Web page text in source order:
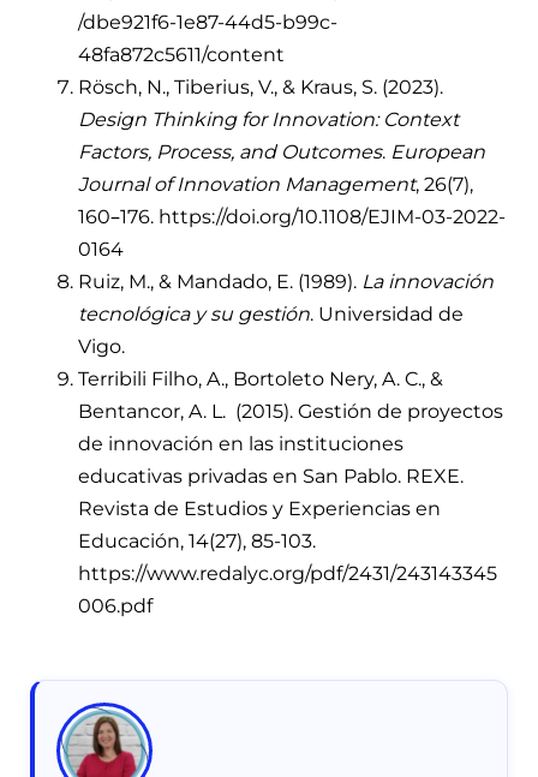
/dbe921f6-1e87-44d5-b99c-
48fa872c5611/content
Rösch, N., Tiberius, V., & Kraus, S. (2023).
Design Thinking for Innovation: Context
Factors, Process, and Outcomes. European
Journal of Innovation Management, 26(7),
160–176. https://doi.org/10.1108/EJIM-03-2022-
0164
Ruiz, M., & Mandado, E. (1989). La innovación
tecnológica y su gestión. Universidad de
Vigo.
Terribili Filho, A., Bortoleto Nery, A. C., &
Bentancor, A. L. (2015). Gestión de proyectos
de innovación en las instituciones
educativas privadas en San Pablo. REXE.
Revista de Estudios y Experiencias en
Educación, 14(27), 85-103.
https://www.redalyc.org/pdf/2431/243143345
006.pdf